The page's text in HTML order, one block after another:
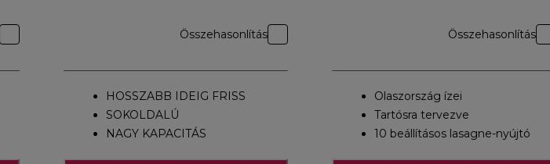
Összehasonlítás
HOSSZABB IDEIG FRISS
SOKOLDALÚ
NAGY KAPACITÁS
Összehasonlítás
Olaszország ízei
Tartósra tervezve
10 beállításos lasagne-nyújtó